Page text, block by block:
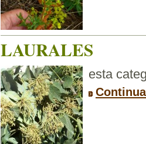
LAURALES
esta